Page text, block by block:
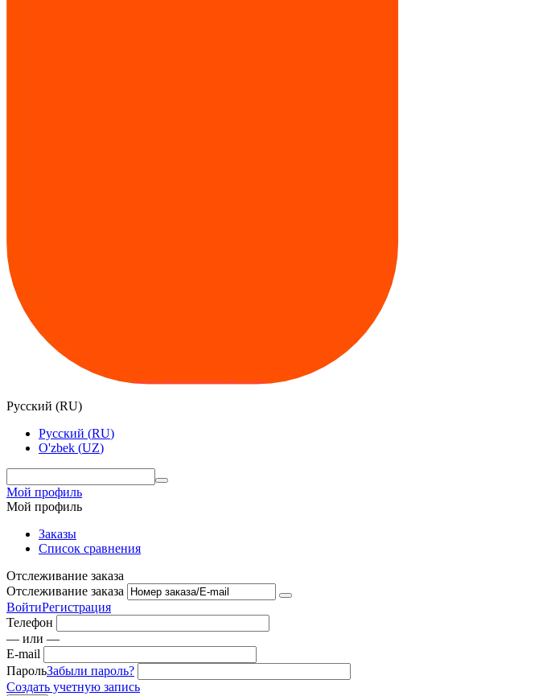
Русский (RU)
Русский (RU)
O'zbek (UZ)
Мой профиль
Мой профиль
Заказы
Список сравнения
Отслеживание заказа
Отслеживание заказа
ВойтиРегистрация
Телефон
— или —
E-mail
ПарольЗабыли пароль?
Создать учетную запись